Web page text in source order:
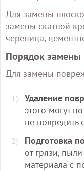
Для замены
замены скатной
черепица,
Порядок замены
Для замены
Удаление
этого могут
не повредить
Подготовка
от грязи,
материала с